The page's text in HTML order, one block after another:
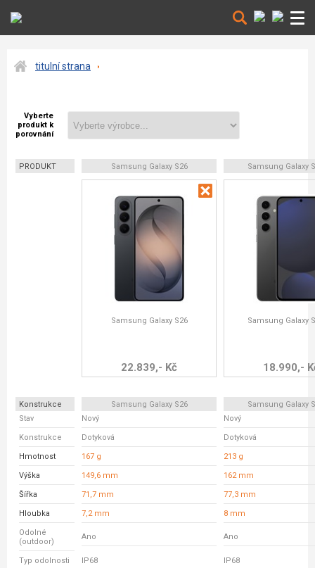
titulní strana
Vyberte
produkt k
porovnání
PRODUKT Samsung Galaxy S26 Samsung Galaxy
Samsung Galaxy S26
22.839,- Kč
Samsung Galaxy
18.990,-
Konstrukce Samsung Galaxy S26
Samsung Galaxy
Stav
Nový Nový
Konstrukce Dotyková Dotyková
Hmotnost 167 g 213 g
Výška 149,6 mm 162 mm
Šířka 71,7 mm 77,3 mm
Hloubka 7,2 mm 8 mm
Odolné
(outdoor)
Ano Ano
Typ odolnosti IP68 IP68